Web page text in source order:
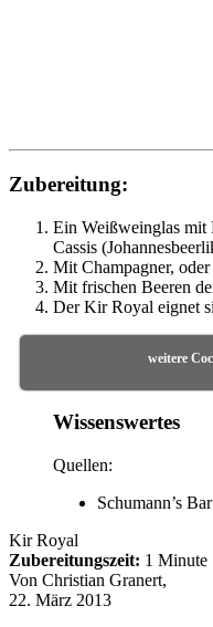
Zubereitung:
Ein Weißweinglas mit
Cassis
Mit Champagner,
Mit frischen Beeren
Der Kir Royal eignet
weitere
Wissenswertes
Quellen:
Schumann’s
Kir Royal
Zubereitungszeit: 1 Minute
Von Christian Granert,
22. März 2013